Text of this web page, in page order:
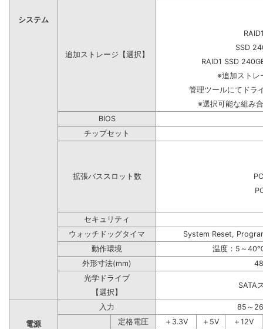
システム
追加ストレージ【選択】
SSD
RAID1 SSD
※追加ストレ
管理ツールにてドラ
※選択可能な組み
BIOS
チップセット
拡張バススロット数
セキュリティ
ウォッチドッグタイマ
System Reset,
動作環境
温度：5～
外形寸法(mm)
光学ドライブ
SATA
【選択】
電源
入力 85～
定格電圧 ＋3.3V ＋5V
＋12V